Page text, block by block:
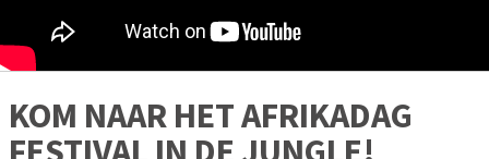
KOM NAAR HET AFRIKADAG